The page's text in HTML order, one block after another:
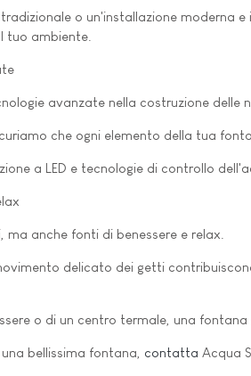
o un'installazione moderna
tuo ambiente.
avanzate nella costruzione delle
che ogni elemento della tua
a LED e tecnologie di controllo
anche fonti di benessere e relax.
delicato dei getti
o di un centro termale, una fontana
bellissima fontana, contatta Acqua